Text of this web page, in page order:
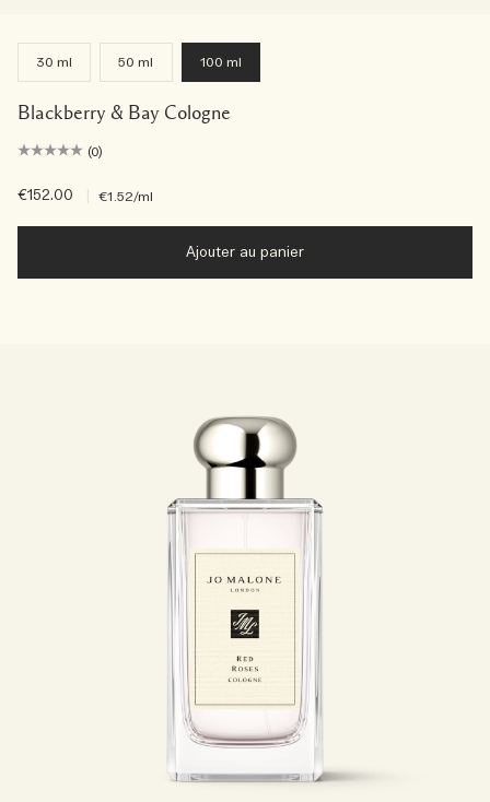
30 ml 50 ml 100 ml
Blackberry & Bay Cologne
(0)
€152.00 €1.52/ml
Ajouter au panier